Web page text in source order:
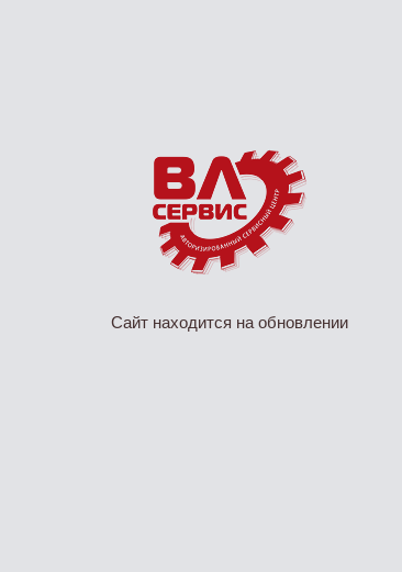
Сайт находится на обновлении